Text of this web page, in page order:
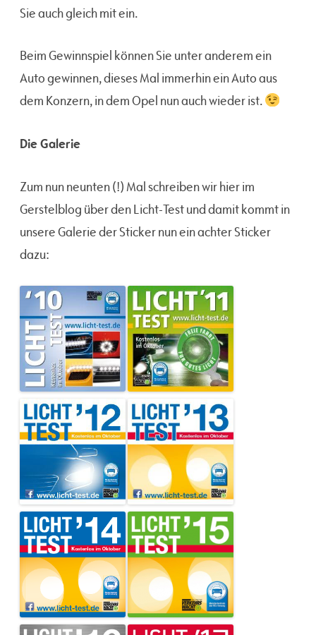
Sie auch gleich mit ein.
Beim Gewinnspiel können Sie unter anderem ein
Auto gewinnen, dieses Mal immerhin ein Auto aus
dem Konzern, in dem Opel nun auch wieder ist.
Die Galerie
Zum nun neunten (!) Mal schreiben wir hier im
Gerstelblog über den Licht-Test und damit kommt in
unsere Galerie der Sticker nun ein achter Sticker
dazu: